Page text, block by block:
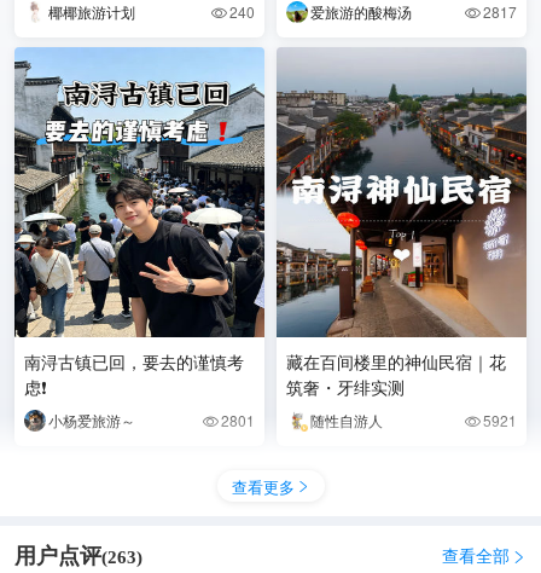
椰椰旅游计划 240
南浔古镇已回，要去的谨慎考
虑❗️
小杨爱旅游～ 2801
爱旅游的酸梅汤 2817
藏在百间楼里的神仙民宿｜花
筑奢・牙绯实测
随性自游人 5921
查看更多 
用户点评(263) 查看全部 